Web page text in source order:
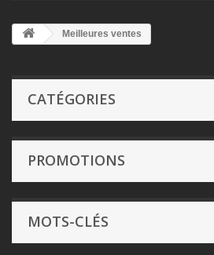
Meilleures ventes
CATÉGORIES
PROMOTIONS
MOTS-CLÉS